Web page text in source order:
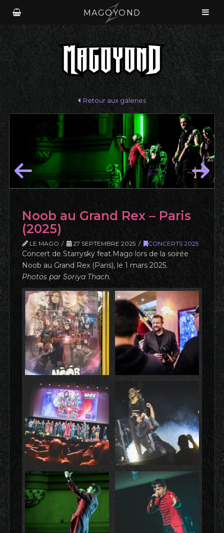
MAGOYOND
Retour aux galeries
Noob au Grand Rex – Paris
(2025)
LE MAGO 27 SEPTEMBRE 2025 CONCERTS 2025
Concert de Starrysky feat.Mago lors de la soirée
Noob au Grand Rex (Paris), le 1 mars 2025.
Photos par Soriya Thach.